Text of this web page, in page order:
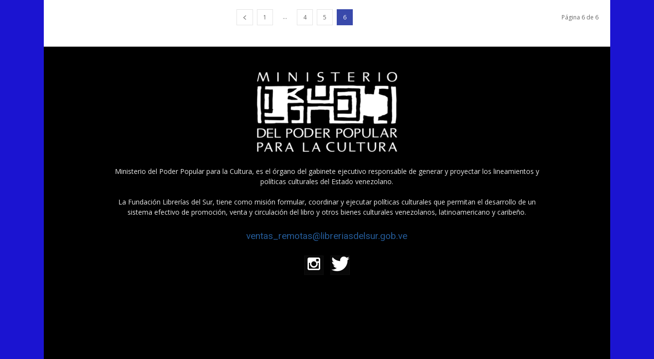
1 ... 4 5 6 Página 6 de 6
Ministerio del Poder Popular para la Cultura, es el órgano del gabinete ejecutivo responsable de generar y proyectar los lineamientos y
políticas culturales del Estado venezolano.
La Fundación Librerías del Sur, tiene como misión formular, coordinar y ejecutar políticas culturales que permitan el desarrollo de un
sistema efectivo de promoción, venta y circulación del libro y otros bienes culturales venezolanos, latinoamericano y caribeño.
ventas_remotas@libreriasdelsur.gob.ve